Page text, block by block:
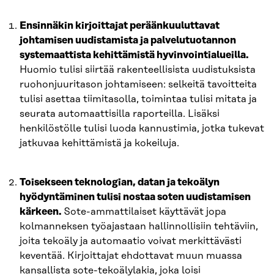
Ensinnäkin kirjoittajat peräänkuuluttavat
johtamisen uudistamista ja palvelutuotannon
systemaattista kehittämistä hyvinvointialueilla.
Huomio tulisi siirtää rakenteellisista uudistuksista
ruohonjuuritason johtamiseen: selkeitä tavoitteita
tulisi asettaa tiimitasolla, toimintaa tulisi mitata ja
seurata automaattisilla raporteilla. Lisäksi
henkilöstölle tulisi luoda kannustimia, jotka tukevat
jatkuvaa kehittämistä ja kokeiluja.
Toisekseen teknologian, datan ja tekoälyn
hyödyntäminen tulisi nostaa soten uudistamisen
kärkeen. Sote-ammattilaiset käyttävät jopa
kolmanneksen työajastaan hallinnollisiin tehtäviin,
joita tekoäly ja automaatio voivat merkittävästi
keventää. Kirjoittajat ehdottavat muun muassa
kansallista sote-tekoälylakia, joka loisi